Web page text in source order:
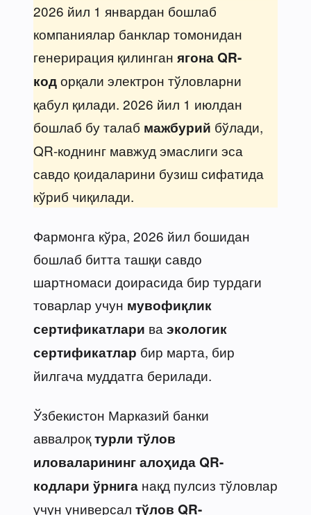
2026 йил 1 январдан бошлаб
компаниялар банклар томонидан
генерирация қилинган ягона QR-
кодорқали электрон тўловларни
қабул қилади. 2026 йил 1 июлдан
бошлаб бу талаб мажбурий бўлади,
QR-коднинг мавжуд эмаслиги эса
савдо қоидаларини бузиш сифатида
кўриб чиқилади.
Фармонга кўра, 2026 йил бошидан
бошлаб битта ташқи савдо
шартномаси доирасида бир турдаги
товарлар учун мувофиқлик
сертификатлари ва экологик
сертификатлар бир марта, бир
йилгача муддатга берилади.
Ўзбекистон Марказий банки
аввалроқтурли тўлов
иловаларининг алоҳида QR-
кодлари ўрнига нақд пулсиз тўловлар
учун универсал тўлов QR-